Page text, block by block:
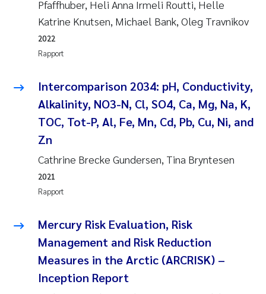
Pfaffhuber, Heli Anna Irmeli Routti, Helle
Katrine Knutsen, Michael Bank, Oleg Travnikov
Rapport
2022
Intercomparison 2034: pH, Conductivity,
Alkalinity, NO3-N, Cl, SO4, Ca, Mg, Na, K,
TOC, Tot-P, Al, Fe, Mn, Cd, Pb, Cu, Ni, and
Zn
Cathrine Brecke Gundersen, Tina Bryntesen
Rapport
2021
Mercury Risk Evaluation, Risk
Management and Risk Reduction
Measures in the Arctic (ARCRISK) –
Inception Report